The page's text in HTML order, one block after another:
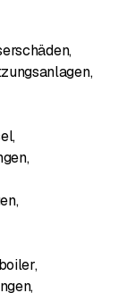
,
,
,
,
,
,
,